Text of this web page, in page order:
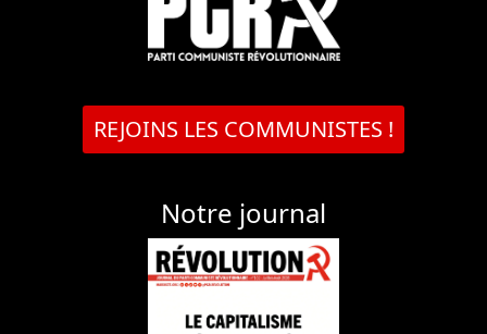
REJOINS LES COMMUNISTES !
Notre journal